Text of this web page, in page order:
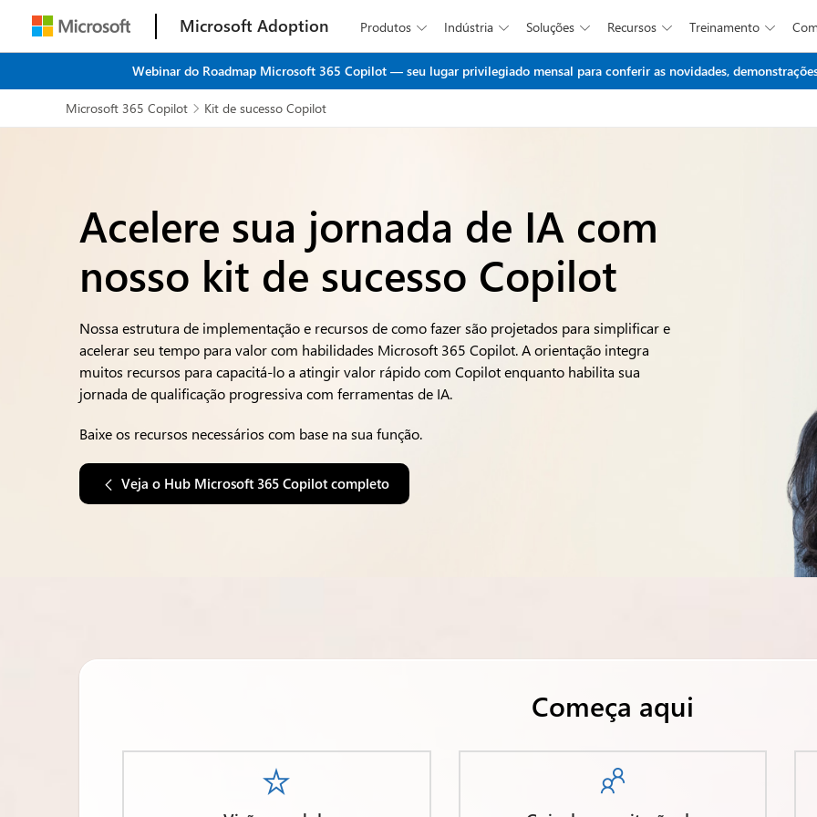
Ir para o conteúdo principal
Microsoft Adoption Produtos  Indústria  Soluções  Recursos  Treinamento 
Webinar do Roadmap Microsoft 365 Copilot — seu lugar privilegiado mensal para conferir as novidades,
Microsoft 365 Copilot  Kit de sucesso Copilot
Acelere sua jornada de IA com
nosso kit de sucesso Copilot
Nossa estrutura de implementação e recursos de como fazer são projetados para simplificar e
acelerar seu tempo para valor com habilidades Microsoft 365 Copilot. A orientação integra
muitos recursos para capacitá-lo a atingir valor rápido com Copilot enquanto habilita sua
jornada de qualificação progressiva com ferramentas de IA.
Baixe os recursos necessários com base na sua função.
Veja o Hub Microsoft 365 Copilot completo
Começa aqui
 